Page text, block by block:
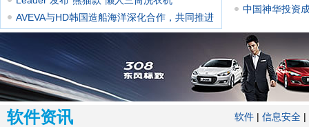
AVEVA与HD韩国造船海洋深化合作，共同推进
数字
中国神华投资
软件资讯 软件 | 信息安全 |